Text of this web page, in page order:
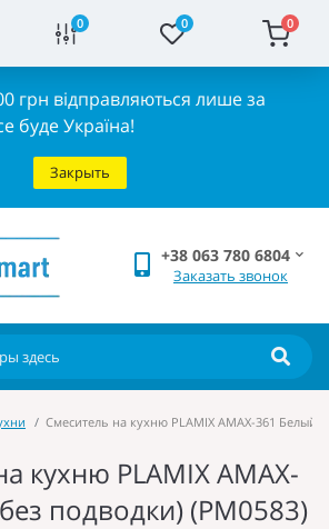
0 0 0
грн відправляються лише за
буде Україна!
Закрыть
+38 063 780 6804
Заказать звонок
Смеситель на кухню PLAMIX AMAX-361 Белый
кухню PLAMIX AMAX-
подводки) (PM0583)